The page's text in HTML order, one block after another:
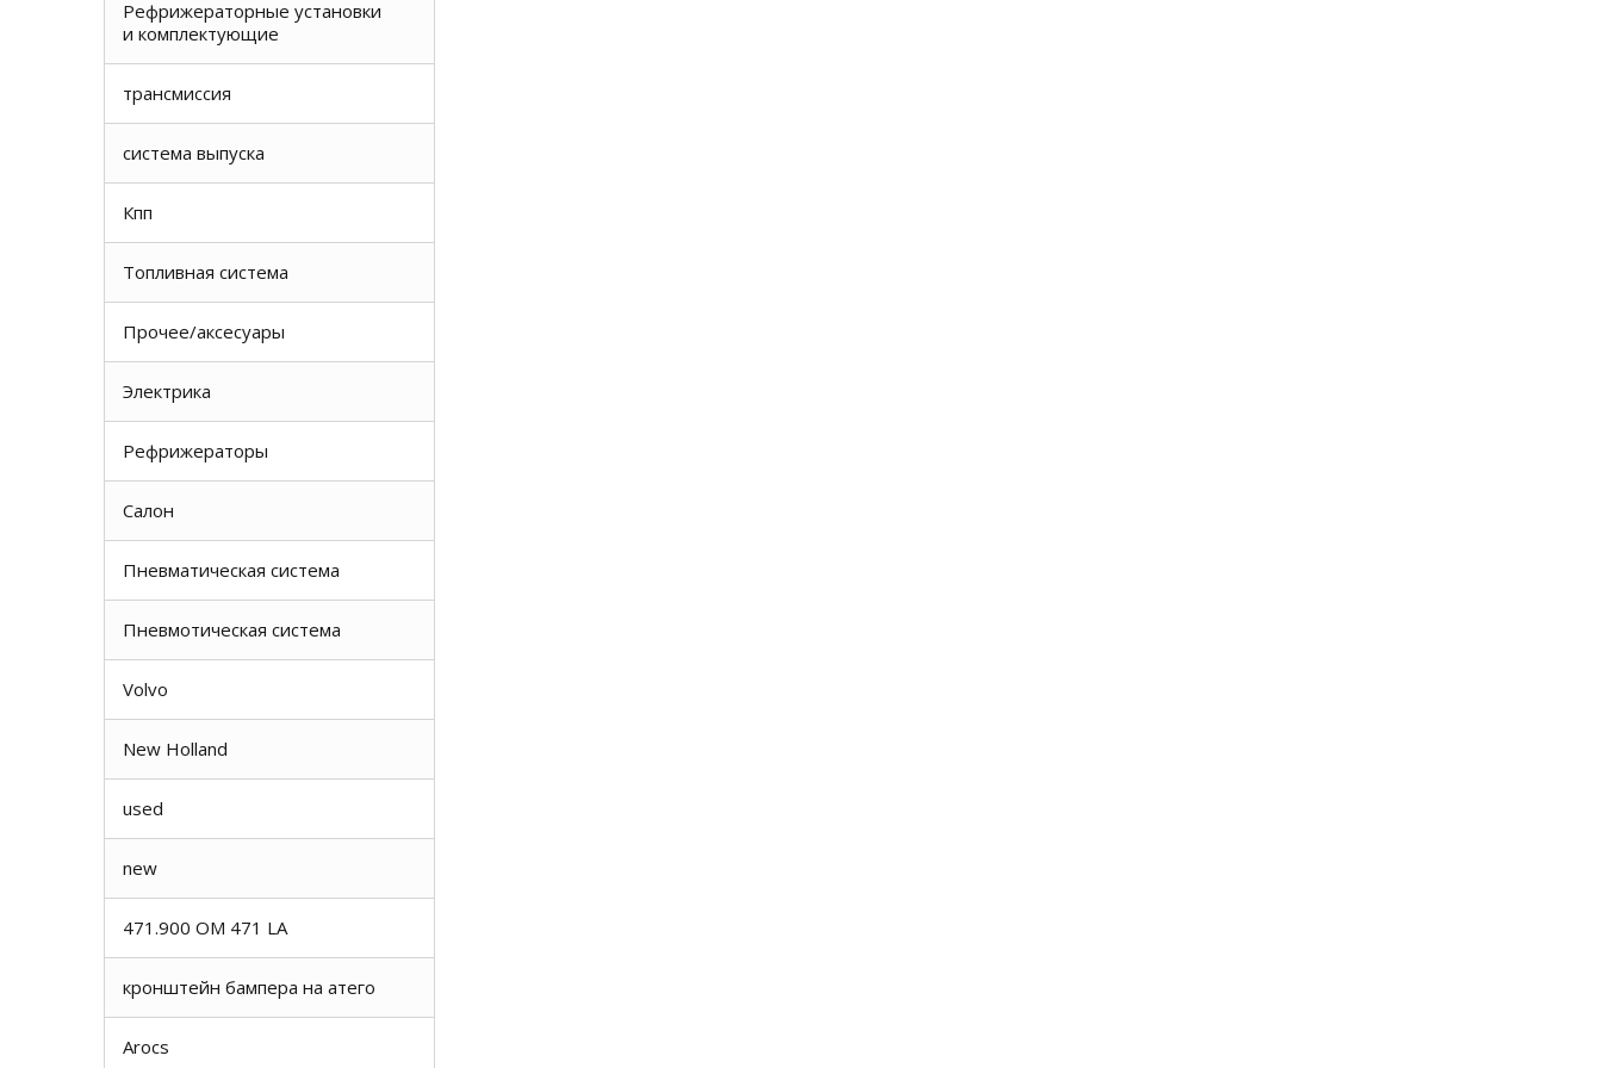
Рефрижераторные установки
и комплектующие
трансмиссия
система выпуска
Кпп
Топливная система
Прочее/аксесуары
Электрика
Рефрижераторы
Салон
Пневматическая система
Пневмотическая система
Volvo
New Holland
used
new
471.900 OM 471 LA
кронштейн бампера на атего
Arocs